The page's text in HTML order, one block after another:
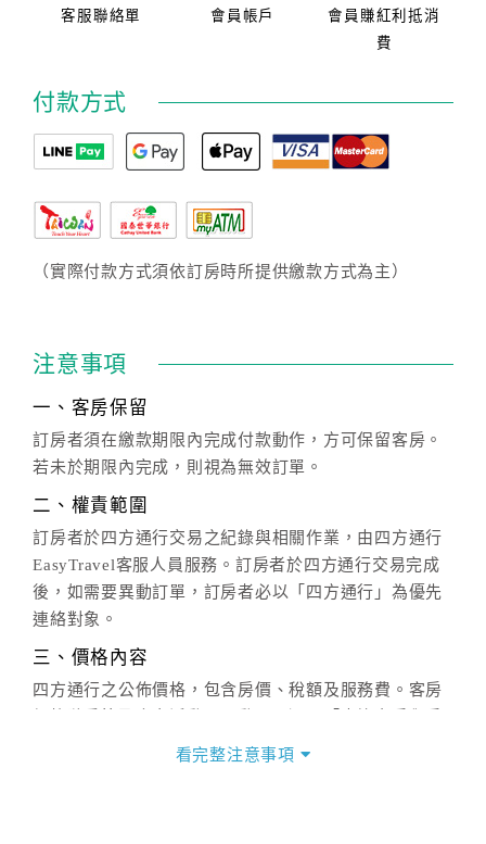
客服聯絡單 會員帳戶
會員賺紅利抵消
費
付款方式
（實際付款方式須依訂房時所提供繳款方式為主）
注意事項
一、客房保留
訂房者須在繳款期限內完成付款動作，方可保留客房。
若未於期限內完成，則視為無效訂單。
二、權責範圍
訂房者於四方通行交易之紀錄與相關作業，由四方通行
EasyTravel客服人員服務。訂房者於四方通行交易完成
後，如需要異動訂單，訂房者必以「四方通行」為優先
連絡對象。
三、價格內容
四方通行之公佈價格，包含房價、稅額及服務費。客房
價」之當日價格為標準。
看完整注意事項